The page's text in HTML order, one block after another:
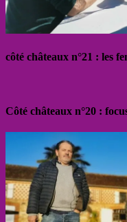
côté châteaux n°21 : les
Côté châteaux n°20 :